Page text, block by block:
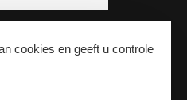
cookies en geeft u controle